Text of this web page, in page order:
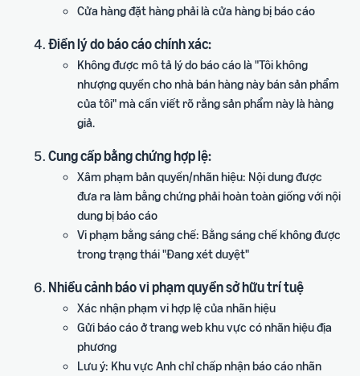
Cửa hàng đặt hàng phải là cửa hàng bị báo cáo
Điền lý do báo cáo chính xác:
Không được mô tả lý do báo cáo là "Tôi không
nhượng quyền cho nhà bán hàng này bán sản phẩm
của tôi" mà cần viết rõ rằng sản phẩm này là hàng
giả.
Cung cấp bằng chứng hợp lệ:
Xâm phạm bản quyền/nhãn hiệu: Nội dung được
đưa ra làm bằng chứng phải hoàn toàn giống với nội
dung bị báo cáo
Vi phạm bằng sáng chế: Bằng sáng chế không được
trong trạng thái "Đang xét duyệt"
Nhiều cảnh báo vi phạm quyền sở hữu trí tuệ
Xác nhận phạm vi hợp lệ của nhãn hiệu
Gửi báo cáo ở trang web khu vực có nhãn hiệu địa
phương
Lưu ý: Khu vực Anh chỉ chấp nhận báo cáo nhãn